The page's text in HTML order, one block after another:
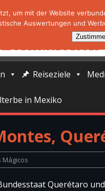
Reiseziele
in Mexiko
Mágicos
Querétaro
um mit der Website
Auswertungen und